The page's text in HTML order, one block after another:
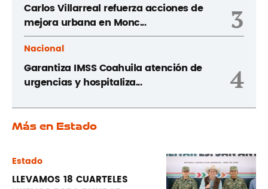
Carlos Villarreal refuerza acciones de
mejora urbana en Monc...
3
Nacional
Garantiza IMSS Coahuila atención de
urgencias y hospitaliza...
4
Más en Estado
Estado
LLEVAMOS 18 CUARTELES